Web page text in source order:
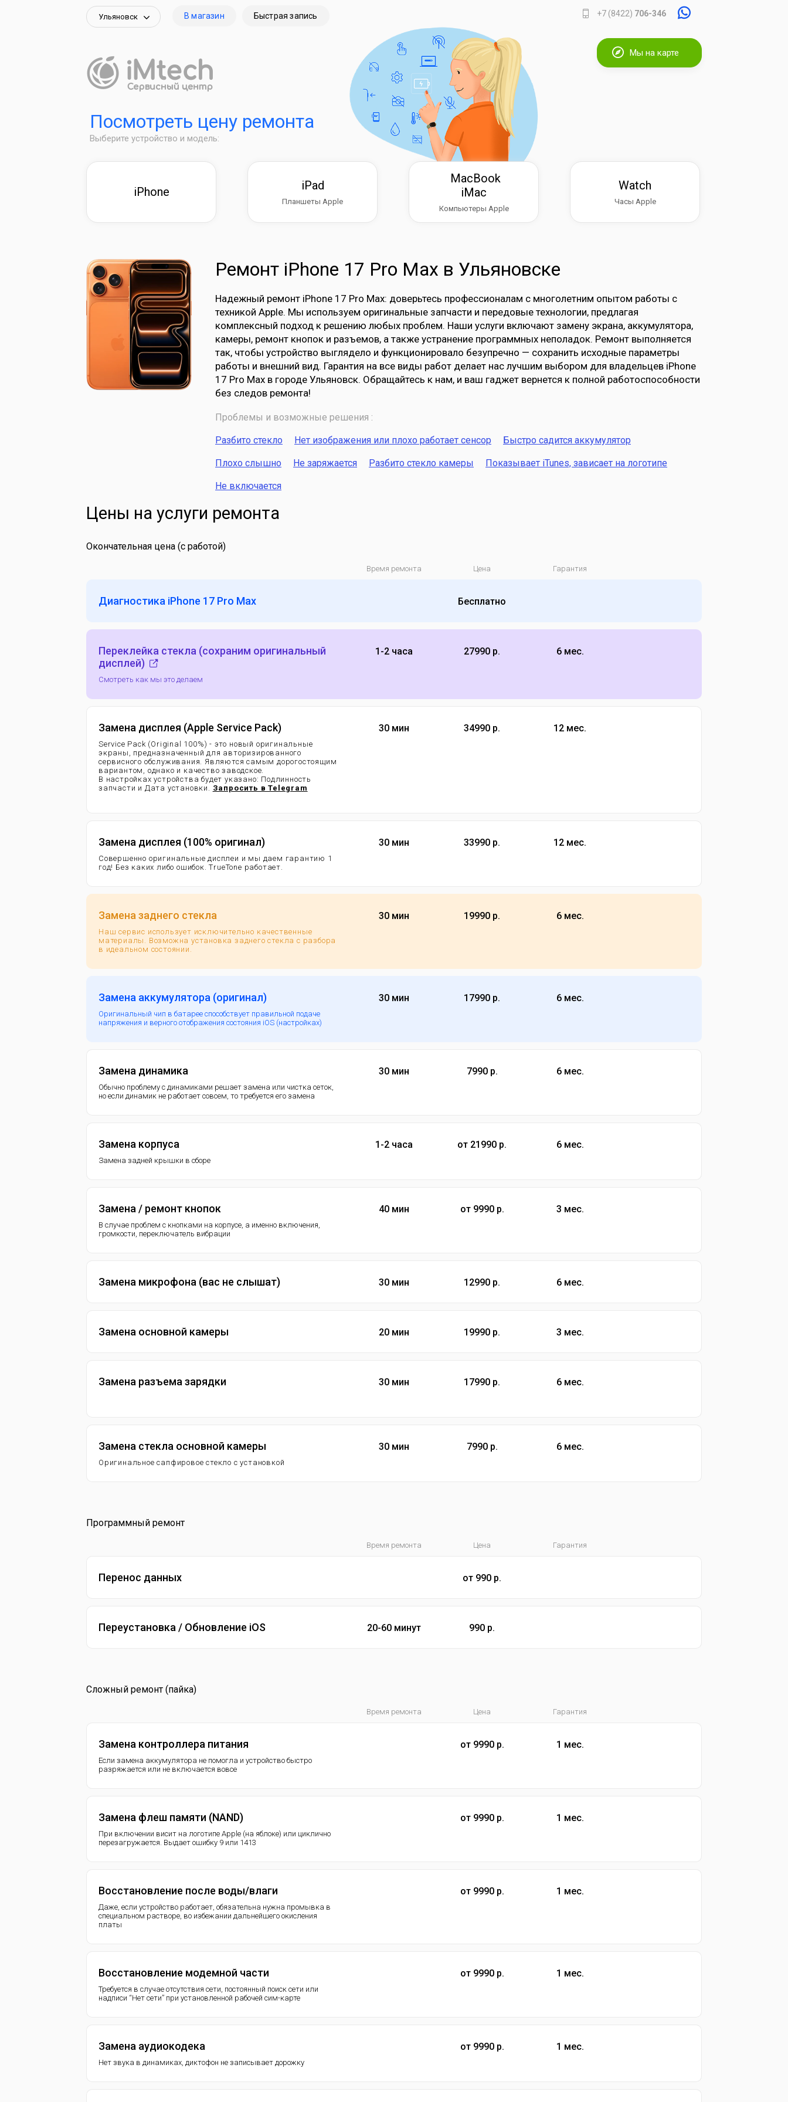
Ульяновск В магазин Быстрая запись +7 (8422) 706-346
Мы на карте
Посмотреть цену ремонта
Выберите устройство и модель:
iPhone iPad
Планшеты Apple
MacBook
iMac
Компьютеры Apple
Watch
Часы Apple
Ремонт iPhone 17 Pro Max в Ульяновске
Надежный ремонт iPhone 17 Pro Max: доверьтесь профессионалам с многолетним опытом работы с
техникой Apple. Мы используем оригинальные запчасти и передовые технологии, предлагая
комплексный подход к решению любых проблем. Наши услуги включают замену экрана, аккумулятора,
камеры, ремонт кнопок и разъемов, а также устранение программных неполадок. Ремонт выполняется
так, чтобы устройство выглядело и функционировало безупречно — сохранить исходные параметры
работы и внешний вид. Гарантия на все виды работ делает нас лучшим выбором для владельцев iPhone
17 Pro Max в городе Ульяновск. Обращайтесь к нам, и ваш гаджет вернется к полной работоспособности
без следов ремонта!
Проблемы и возможные решения :
Разбито стекло Нет изображения или плохо работает сенсор Быстро садится аккумулятор
Плохо слышно Не заряжается Разбито стекло камеры Показывает iTunes, зависает на логотипе
Не включается
Цены на услуги ремонта
Окончательная цена (с работой)
Время ремонта Цена Гарантия
Диагностика iPhone 17 Pro Max Бесплатно
Переклейка стекла (сохраним оригинальный
дисплей)
Смотреть как мы это делаем
1-2 часа 27990 р. 6 мес.
Замена дисплея (Apple Service Pack)
Service Pack (Original 100%) - это новый оригинальные
экраны, предназначенный для авторизированного
сервисного обслуживания. Являются самым дорогостоящим
вариантом, однако и качество заводское.
В настройках устройства будет указано: Подлинность
запчасти и Дата установки. Запросить в Telegram
30 мин 34990 р. 12 мес.
Замена дисплея (100% оригинал)
Совершенно оригинальные дисплеи и мы даем гарантию 1
год! Без каких либо ошибок. TrueTone работает.
30 мин 33990 р. 12 мес.
Замена заднего стекла
Наш сервис использует исключительно качественные
материалы. Возможна установка заднего стекла с разбора
в идеальном состоянии.
30 мин 19990 р. 6 мес.
Замена аккумулятора (оригинал)
Оригинальный чип в батарее способствует правильной подаче
напряжения и верного отображения состояния iOS (настройках)
30 мин 17990 р. 6 мес.
Замена динамика
Обычно проблему с динамиками решает замена или чистка сеток,
но если динамик не работает совсем, то требуется его замена
30 мин 7990 р. 6 мес.
Замена корпуса
Замена задней крышки в сборе
1-2 часа от 21990 р. 6 мес.
Замена / ремонт кнопок
В случае проблем с кнопками на корпусе, а именно включения,
громкости, переключатель вибрации
40 мин от 9990 р. 3 мес.
Замена микрофона (вас не слышат) 30 мин 12990 р. 6 мес.
Замена основной камеры 20 мин 19990 р. 3 мес.
Замена разъема зарядки 30 мин 17990 р. 6 мес.
Замена стекла основной камеры
Оригинальное сапфировое стекло с установкой
30 мин 7990 р. 6 мес.
Программный ремонт
Время ремонта Цена Гарантия
Перенос данных от 990 р.
Переустановка / Обновление iOS 20-60 минут 990 р.
Сложный ремонт (пайка)
Время ремонта Цена Гарантия
Замена контроллера питания
Если замена аккумулятора не помогла и устройство быстро
разряжается или не включается вовсе
от 9990 р. 1 мес.
Замена флеш памяти (NAND)
При включении висит на логотипе Apple (на яблоке) или циклично
перезагружается. Выдает ошибку 9 или 1413
от 9990 р. 1 мес.
Восстановление после воды/влаги
Даже, если устройство работает, обязательна нужна промывка в
специальном растворе, во избежании дальнейшего окисления
платы
от 9990 р. 1 мес.
Восстановление модемной части
Требуется в случае отсутствия сети, постоянный поиск сети или
надписи “Нет сети” при установленной рабочей сим-карте
от 9990 р. 1 мес.
Замена аудиокодека
Нет звука в динамиках, диктофон не записывает дорожку
от 9990 р. 1 мес.